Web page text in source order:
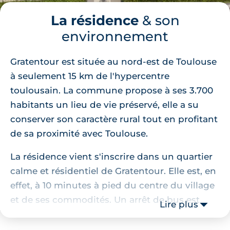
La résidence& son
environnement
Gratentour est située au nord-est de Toulouse
à seulement 15 km de l'hypercentre
toulousain. La commune propose à ses 3.700
habitants un lieu de vie préservé, elle a su
conserver son caractère rural tout en profitant
de sa proximité avec Toulouse.
La résidence vient s'inscrire dans un quartier
calme et résidentiel de Gratentour. Elle est, en
effet, à 10 minutes à pied du centre du village
et de ses commodités. Un arrêt de bus est
Lire plus